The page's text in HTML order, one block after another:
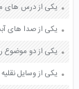
یکی از وسایل